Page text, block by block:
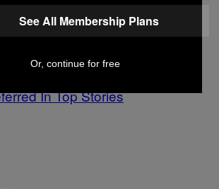
duurzaam ecovative paddens
In Top Stories
See All Membership Plans
Or, continue for free